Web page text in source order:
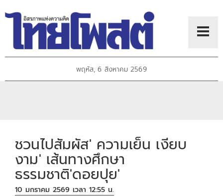
พฤหัส, 6 สิงหาคม 2569
ชวนไปสัมผัส' ความเย็น เงียบ
งาม' เส้นทางศึกษา
ธรรมชาติ'ดอยปุย'
10 มกราคม 2569 เวลา 12:55 น.